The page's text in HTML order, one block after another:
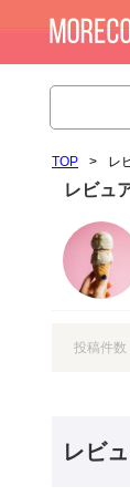
TOP > レ
レビュ
投稿件数
レビ